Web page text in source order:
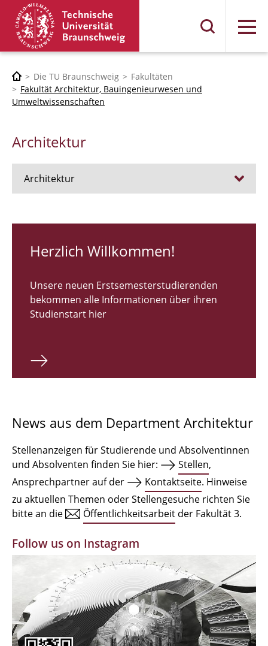
Menü
Die TU Braunschweig
Fakultäten
Fakultät Architektur, Bauingenieurwesen und
Umweltwissenschaften
Architektur
Architektur
RUNDGANG 26
Bachelor Architektur
Master Architektur
Qualifikationsprofil
Institute
Einrichtungen
Zeichensäle
MBW | Modellbauwerkstatt
Alumni | cloud club
Dokumente und Downloads
Herzlich Willkommen!
Unsere neuen Erstsemesterstudierenden
bekommen alle Informationen über ihren
Studienstart hier
News aus dem Department Architektur
Stellenanzeigen für Studierende und Absolventinnen
und Absolventen finden Sie hier:
Stellen,
Ansprechpartner auf der
Kontaktseite. Hinweise
zu aktuellen Themen oder Stellengesuche richten Sie
bitte an die
Öffentlichkeitsarbeit der Fakultät 3.
Follow us on Instagram